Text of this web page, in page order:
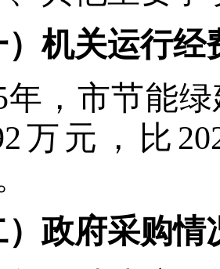
）机关运行经
年， 市节能
万元，比
）政府采购情